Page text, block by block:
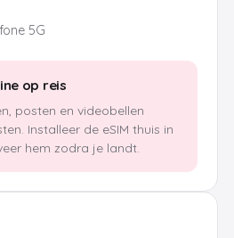
5G
op reis
posten en videobellen
Installeer de eSIM thuis in
hem zodra je landt.